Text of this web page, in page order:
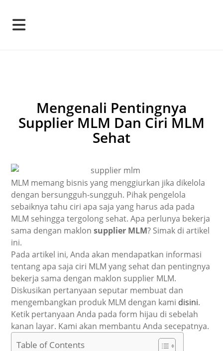
Mengenali Pentingnya
Supplier MLM Dan Ciri MLM
Sehat
MLM memang bisnis yang menggiurkan jika dikelola
dengan bersungguh-sungguh. Pihak pengelola
sebaiknya tahu ciri apa saja yang harus ada pada
MLM sehingga tergolong sehat. Apa perlunya bekerja
sama dengan maklonsupplier MLM? Simak di artikel
ini.
Pada artikel ini, Anda akan mendapatkan informasi
tentang apa saja ciri MLM yang sehat dan pentingnya
bekerja sama dengan maklon supplier MLM.
Diskusikan pertanyaan seputar membuat dan
mengembangkan produk MLM dengan kami disini.
Ketik pertanyaan Anda pada form hijau di sebelah
kanan layar. Kami akan membantu Anda secepatnya.
Table of Contents